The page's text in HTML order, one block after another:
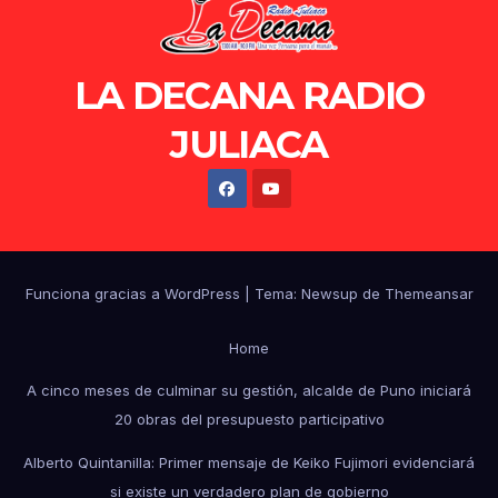
LA DECANA RADIO
JULIACA
Funciona gracias a WordPress Tema: Newsup de Themeansar
Home
A cinco meses de culminar su gestión, alcalde de Puno iniciará
20 obras del presupuesto participativo
Alberto Quintanilla: Primer mensaje de Keiko Fujimori evidenciará
si existe un verdadero plan de gobierno